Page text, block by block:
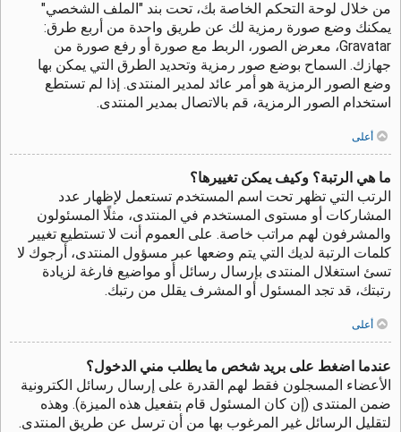
من خلال لوحة التحكم الخاصة بك، تحت بند "الملف الشخصي"
يمكنك وضع صورة رمزية لك عن طريق واحدة من أربع طرق:
Gravatar، معرض الصور، الربط مع صورة أو رفع صورة من
جهازك. السماح بوضع صور رمزية وتحديد الطرق التي يمكن بها
وضع الصور الرمزية هو أمر عائد لمدير المنتدى. إذا لم تستطع
استخدام الصور الرمزية، قم بالاتصال بمدير المنتدى.
أعلى
ما هي الرتبة؟ وكيف يمكن تغييرها؟
الرتب التي تظهر تحت اسم المستخدم تستعمل لإظهار عدد
المشاركات أو مستوى المستخدم في المنتدى، مثلًا المسئولون
والمشرفون لهم مراتب خاصة. على العموم أنت لا تستطيع تغيير
كلمات الرتبة لديك التي يتم وضعها عبر مسؤول المنتدى، أرجوك لا
تسئ استغلال المنتدى بإرسال رسائل أو مواضيع فارغة لزيادة
رتبتك، قد تجد المسئول أو المشرف يقلل من رتبك.
أعلى
عندما اضغط على بريد شخص ما يطلب مني الدخول؟
الأعضاء المسجلون فقط لهم القدرة على إرسال رسائل الكترونية
ضمن المنتدى (إن كان المسئول قام بتفعيل هذه الميزة). وهذه
لتقليل الرسائل غير المرغوب بها من أن ترسل عن طريق المنتدى.